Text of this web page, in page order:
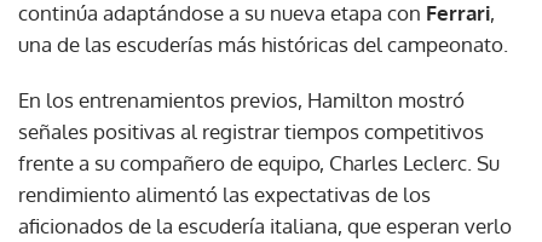
continúa adaptándose a su nueva etapa con Ferrari,
una de las escuderías más históricas del campeonato.
En los entrenamientos previos, Hamilton mostró
señales positivas al registrar tiempos competitivos
frente a su compañero de equipo, Charles Leclerc. Su
rendimiento alimentó las expectativas de los
aficionados de la escudería italiana, que esperan verlo